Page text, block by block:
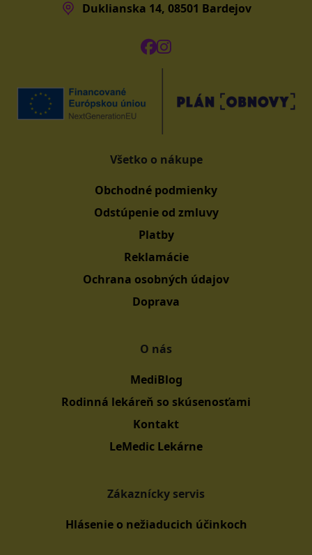
Duklianska 14, 08501 Bardejov
Všetko o nákupe
Obchodné podmienky
Odstúpenie od zmluvy
Platby
Reklamácie
Ochrana osobných údajov
Doprava
O nás
MediBlog
Rodinná lekáreň so skúsenosťami
Kontakt
LeMedic Lekárne
Zákaznícky servis
Hlásenie o nežiaducich účinkoch